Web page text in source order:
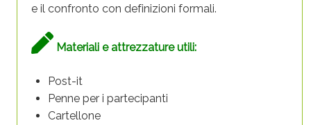
e il confronto con definizioni formali.
Materiali e attrezzature utili:
Post-it
Penne per i partecipanti
Cartellone